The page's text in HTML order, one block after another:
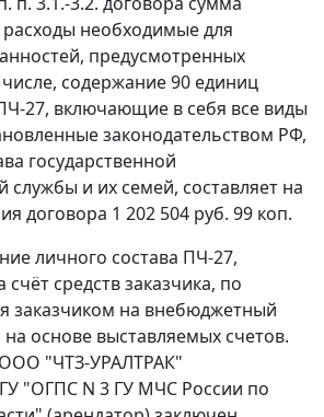
расходы необходимые для
предусмотренных
содержание 90 единиц
27, включающие в себя все виды
законодательством РФ,
государственной
и их семей, составляет на
договора 1 202 504 руб. 99 коп.
личного состава ПЧ-27,
средств заказчика, по
заказчиком на внебюджетный
на основе выставляемых счетов.
"ЧТЗ-УРАЛТРАК"
"ОГПС N 3 ГУ МЧС России по